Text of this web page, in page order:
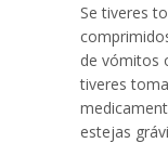
Se tiveres
de vómitos
tiveres
estejas